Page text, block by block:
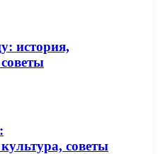
история,
советы